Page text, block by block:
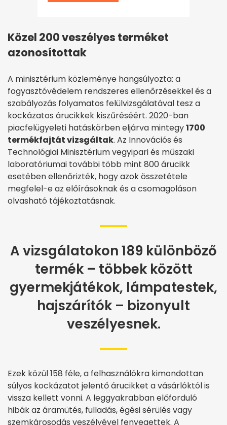
Közel 200 veszélyes terméket
azonosítottak
A minisztérium közleménye hangsúlyozta: a
fogyasztóvédelem rendszeres ellenőrzésekkel és a
szabályozás folyamatos felülvizsgálatával tesz a
kockázatos árucikkek kiszűréséért. 2020-ban
piacfelügyeleti hatáskörben eljárva mintegy1700
termékfajtát vizsgáltak. Az Innovációs és
Technológiai Minisztérium vegyipari és műszaki
laboratóriumai további több mint 800 árucikk
esetében ellenőrizték, hogy azok összetétele
megfelel-e az előírásoknak és a csomagoláson
olvasható tájékoztatásnak.
A vizsgálatokon 189 különböző
termék – többek között
gyermekjátékok, lámpatestek,
hajszárítók – bizonyult
veszélyesnek.
Ezek közül 158 féle, a felhasználókra kimondottan
súlyos kockázatot jelentő árucikket a vásárlóktól is
vissza kellett vonni. A leggyakrabban előforduló
hibák az áramütés, fulladás, égési sérülés vagy
szemkárosodás veszélyével fenyegettek. A